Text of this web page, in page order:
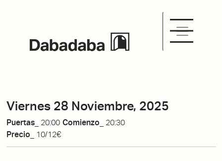
Viernes 28 Noviembre, 2025
Puertas_ 20:00 Comienzo_ 20:30
Precio_
10/12€